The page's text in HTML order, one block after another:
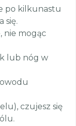
po kilkunastu
się.
nie mogąc
lub nóg w
czujesz się